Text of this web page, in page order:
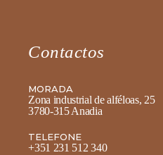
Contactos
MORADA
Zona industrial de alféloas, 25
3780-315 Anadia
TELEFONE
+351 231 512 340